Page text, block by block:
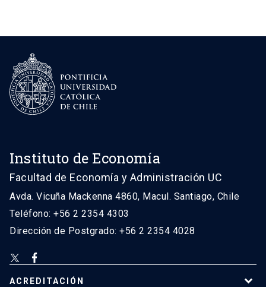
Instituto de Economía
Facultad de Economía y Administración UC
Avda. Vicuña Mackenna 4860, Macul. Santiago, Chile
Teléfono: +56 2 2354 4303
Dirección de Postgrado: +56 2 2354 4028
ACREDITACIÓN